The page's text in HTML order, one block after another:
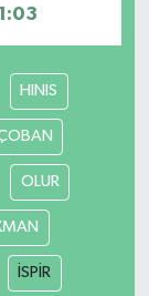
HINIS
OLUR
İSPİR